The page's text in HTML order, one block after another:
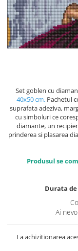
Set goblen cu
40x50 cm. Pachetul
suprafata adeziva,
cu simboluri ce
diamante, un
prinderea si plasarea
Produsul se
Durata
Ai
La achizitionarea